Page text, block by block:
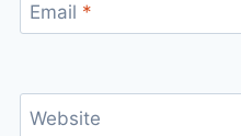
Email *
Website